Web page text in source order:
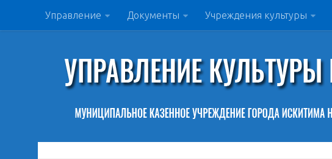
Управление Документы Учреждения культуры